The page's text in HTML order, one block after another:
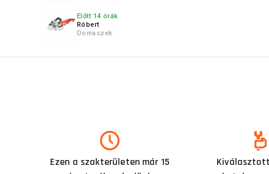
Előtt 14 órák
Róbert
Domaszek
Ezen a szakterületen már 15